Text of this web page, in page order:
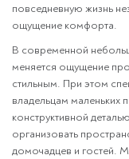
повседневную жизнь
ощущение комфорта.
В современной
меняется ощущение
стильным. При этом
владельцам маленьких
конструктивной
организовать
домочадцев и гостей.